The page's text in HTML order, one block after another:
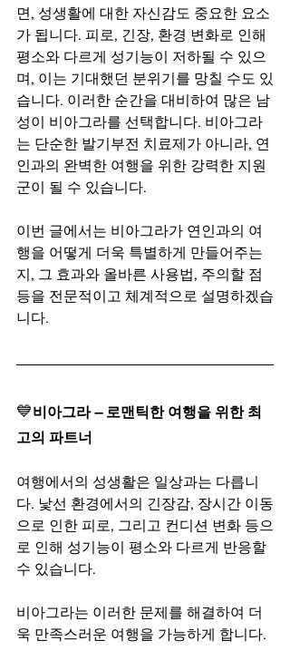
면, 성생활에 대한 자신감도 중요한 요소
가 됩니다. 피로, 긴장, 환경 변화로 인해
평소와 다르게 성기능이 저하될 수 있으
며, 이는 기대했던 분위기를 망칠 수도 있
습니다. 이러한 순간을 대비하여 많은 남
성이 비아그라를 선택합니다. 비아그라
는 단순한 발기부전 치료제가 아니라, 연
인과의 완벽한 여행을 위한 강력한 지원
군이 될 수 있습니다.
이번 글에서는 비아그라가 연인과의 여
행을 어떻게 더욱 특별하게 만들어주는
지, 그 효과와 올바른 사용법, 주의할 점
등을 전문적이고 체계적으로 설명하겠습
니다.
💙비아그라 – 로맨틱한 여행을 위한 최
고의 파트너
여행에서의 성생활은 일상과는 다릅니
다. 낯선 환경에서의 긴장감, 장시간 이동
으로 인한 피로, 그리고 컨디션 변화 등으
로 인해 성기능이 평소와 다르게 반응할
수 있습니다.
비아그라는 이러한 문제를 해결하여 더
욱 만족스러운 여행을 가능하게 합니다.